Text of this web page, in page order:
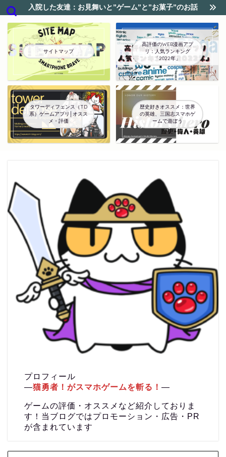
入院した友達：お見舞いと”ゲーム”と”お菓子”のお話
サイトマップ
高評価のWEB漫画アプ
リ：人気ランキング
「2022年」
タワーディフェンス（TD
系）ゲームアプリ│オスス
メ・評価
歴史好きオススメ：世界
の英雄、三国志スマホゲ
ームで遊ぼう
プロフィール
―猫勇者！がスマホゲームを斬る！―
ゲームの評価・オススメなど紹介しておりま
す！当ブログではプロモーション・広告・PR
が含まれています